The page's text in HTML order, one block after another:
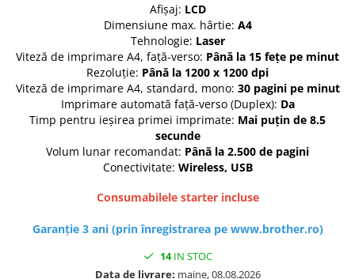
Drum unit compatibile
Printare 3D
Imprimante 3D
Accesorii imprimante 3D
Filament imprimanta 3D
Laptopuri
Laptopuri / notebookuri
Laptopuri gaming
Ultrabookuri
Accesorii laptop
Afişaj: LCD
Dimensiune max. hârtie: A4
Tehnologie: Laser
Viteză de imprimare A4, faţă-verso: Până la 15 fețe pe minut
Rezoluţie: Până la 1200 x 1200 dpi
Viteză de imprimare A4, standard, mono: 30 pagini pe minut
Imprimare automată faţă-verso (Duplex): Da
Timp pentru ieşirea primei imprimate: Mai puţin de 8.5
secunde
Volum lunar recomandat: Până la 2.500 de pagini
Conectivitate: Wireless, USB
Consumabilele starter incluse
Garanţie 3 ani (prin înregistrarea pe www.brother.ro)
14IN STOC
Data de livrare: maine, 08.08.2026